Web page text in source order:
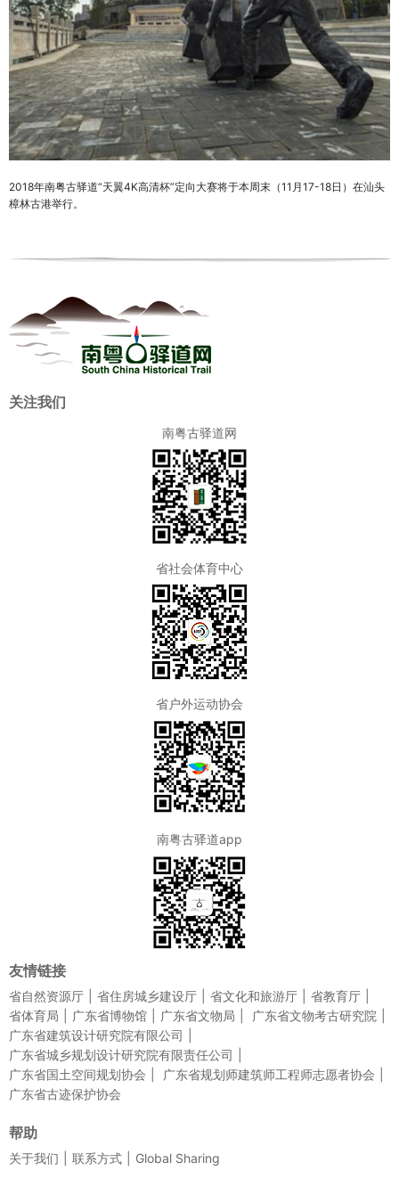
2018年南粤古驿道“天翼4K高清杯”定向大赛将于本周末（11月17-18日）在汕头
樟林古港举行。
关注我们
南粤古驿道网
省社会体育中心
省户外运动协会
南粤古驿道app
友情链接
省自然资源厅 省住房城乡建设厅 省文化和旅游厅
省教育厅
省体育局
广东省博物馆 广东省文物局
广东省文物考古研究院
广东省建筑设计研究院有限公司
广东省城乡规划设计研究院有限责任公司
广东省国土空间规划协会
广东省规划师建筑师工程师志愿者协会
广东省古迹保护协会
帮助
关于我们 联系方式 Global Sharing